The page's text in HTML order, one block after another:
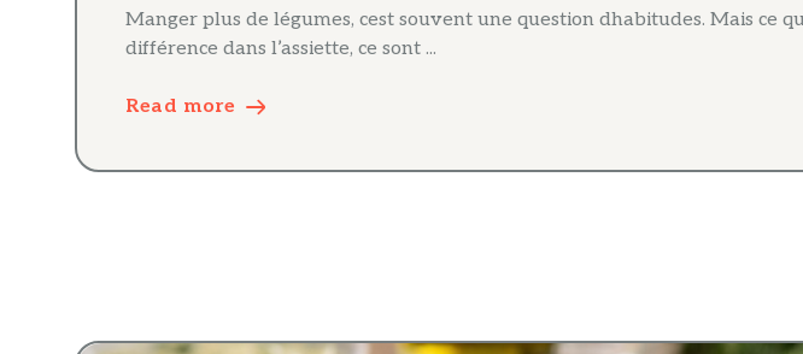
Manger plus de légumes, cest souvent une question dhabitudes. Mais ce
différence dans l’assiette, ce sont ...
Read more